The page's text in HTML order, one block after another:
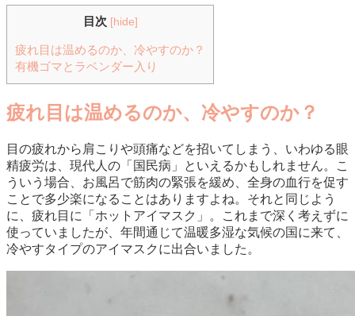
目次 [hide]
疲れ目は温めるのか、冷やすのか？
有機ゴマとラベンダー入り
疲れ目は温めるのか、冷やすのか？
目の疲れから肩こりや頭痛などを招いてしまう、いわゆる眼
精疲労は、現代人の「国民病」といえるかもしれません。こ
ういう場合、お風呂で筋肉の緊張を緩め、全身の血行を促す
ことで多少楽になることはありますよね。それと同じよう
に、疲れ目に「ホットアイマスク」。これまで深く考えずに
使っていましたが、年間通じて温暖多湿な気候の国に来て、
冷やすタイプのアイマスクに出合いました。